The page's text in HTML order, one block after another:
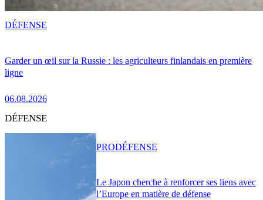
Garder un œil sur la Russie : les agriculteurs finlandais en première
ligne
06.08.2026
DÉFENSE
DÉFENSE
Le Japon cherche à renforcer ses liens avec
l’Europe en matière de défense
PRODÉFENSE